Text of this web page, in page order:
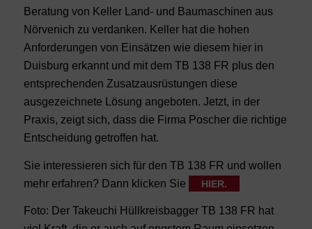
Beratung von Keller Land- und Baumaschinen aus
Nörvenich zu verdanken. Keller hat die hohen
Anforderungen von Einsätzen wie diesem hier in
Duisburg erkannt und mit dem TB 138 FR plus den
entsprechenden Zusatzausrüstungen diese
ausgezeichnete Lösung angeboten. Jetzt, in der
Praxis, zeigt sich, dass die Firma Poscher die richtige
Entscheidung getroffen hat.
Sie interessieren sich für den TB 138 FR und wollen
mehr erfahren? Dann klicken Sie
HIER.
Foto: Der Takeuchi Hüllkreisbagger TB 138 FR hat